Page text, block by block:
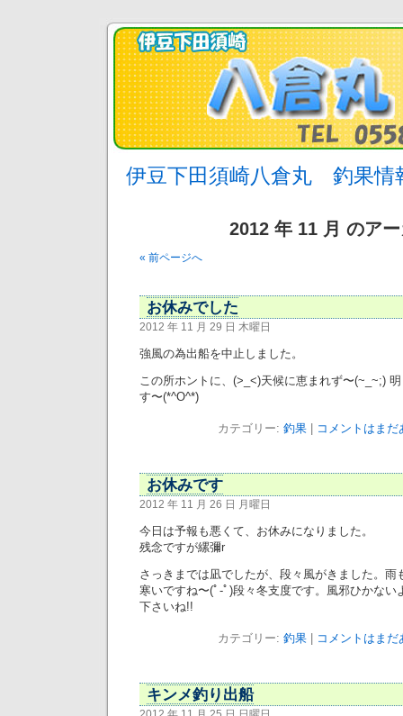
伊豆下田須崎八倉丸 釣果情
2012 年 11 月 のア
« 前ページへ
お休みでした
2012 年 11 月 29 日 木曜日
強風の為出船を中止しました。
この所ホントに、(>_<)天候に恵まれず〜(~_~;)
す〜(*^O^*)
カテゴリー: 釣果| コメントはまだ
お休みです
2012 年 11 月 26 日 月曜日
今日は予報も悪くて、お休みになりました。
残念ですが縲彌r
さっきまでは凪でしたが、段々風がきました。雨
寒いですね〜(ﾟ-ﾟ)段々冬支度です。風邪ひかない
下さいね!!
カテゴリー: 釣果| コメントはまだ
キンメ釣り出船